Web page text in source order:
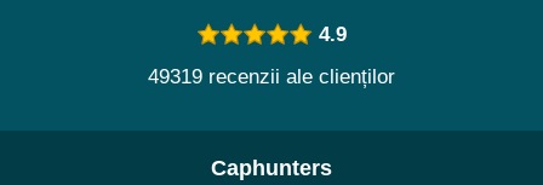
4.9
49319 recenzii ale clienților
Caphunters